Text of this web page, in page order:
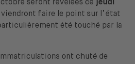
seront révélées ce jeudi
viendront faire le point sur l’état
été touché par la
ont chuté de